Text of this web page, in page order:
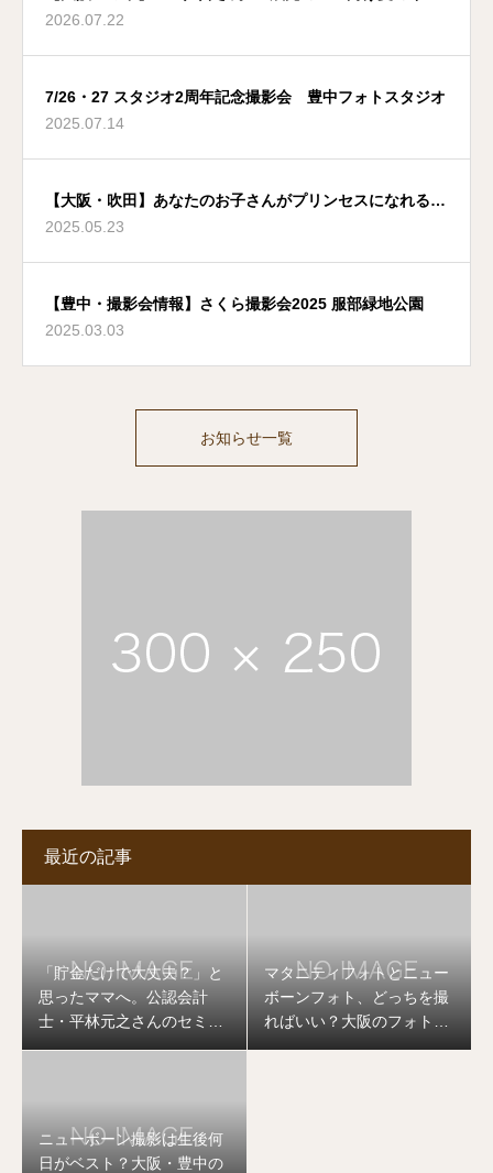
ント
2026.07.22
7/26・27 スタジオ2周年記念撮影会 豊中フォトスタジオ
2025.07.14
【大阪・吹田】あなたのお子さんがプリンセスになれる夢
のような場所
2025.05.23
【豊中・撮影会情報】さくら撮影会2025 服部緑地公園
2025.03.03
お知らせ一覧
最近の記事
「貯金だけで大丈夫？」と
思ったママへ。公認会計
士・平林元之さんのセミナ
マタニティフォトとニュー
ボーンフォト、どっちを撮
ればいい？大阪のフォトグ
ニューボーン撮影は生後何
日がベスト？大阪・豊中の